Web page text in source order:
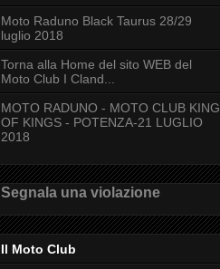
Moto Raduno Black Taurus 28/29
luglio 2018
Torna alla Home del sito WEB del
Moto Club I Cland...
MOTO RADUNO - MOTO CLUB KING
OF KINGS - POTENZA-21 LUGLIO
2018
Segnala una violazione
Il Moto Club